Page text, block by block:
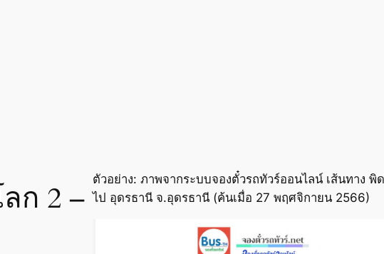
ก 2 – ตัวอย่าง: ภาพจากระบบจองตั๋วรถทัวร์ออนไลน์ เส้นทาง พิ
ไป อุดรธานี จ.อุดรธานี (ค้นเมื่อ 27 พฤศจิกายน 2566)